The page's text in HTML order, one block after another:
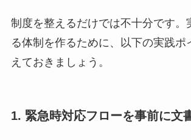
制度を整えるだけでは不十分です。
る体制を作るために、以下の実践ポ
えておきましょう。
1. 緊急時対応フローを事前に文